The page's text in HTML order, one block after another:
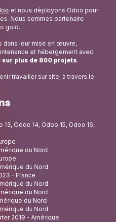
et nous déployons Odoo pour
Nous sommes partenaire
gold.
dans leur mise en œuvre,
et hébergement avec
sur plus de 800 projets.
travailler sur site, à travers le
Odoo 14, Odoo 15, Odoo 16,
du Nord
du Nord
- France
du Nord
du Nord
du Nord
du Nord
2019 - Amérique